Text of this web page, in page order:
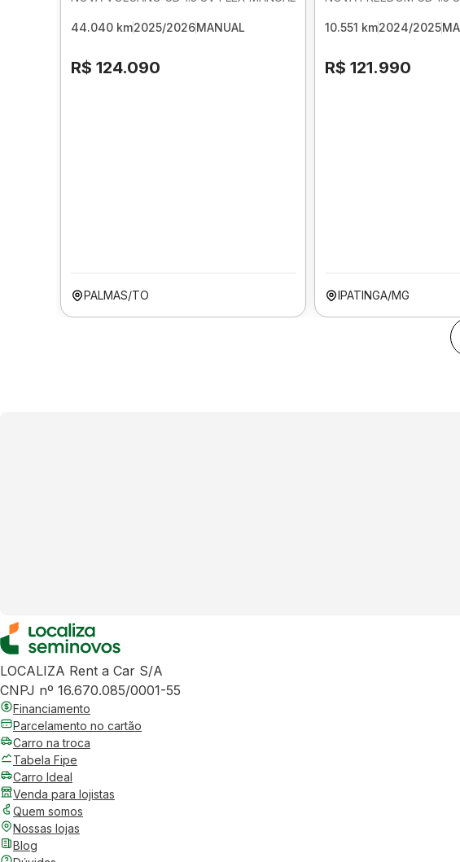
44.040 km2025/2026MANUAL
R$ 124.090
PALMAS/TO
10.551 km2024/2025
R$ 121.990
IPATINGA/MG
LOCALIZA Rent a Car S/A
CNPJ nº 16.670.085/0001-55
Financiamento
Parcelamento no cartão
Carro na troca
Tabela Fipe
Carro Ideal
Venda para lojistas
Quem somos
Nossas lojas
Blog